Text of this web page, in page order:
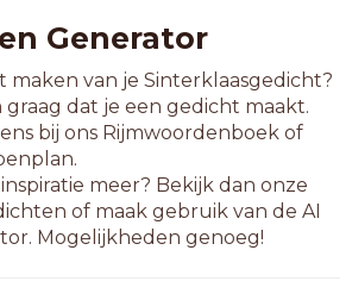
Generator
maken van je Sinterklaasgedicht?
dat je een gedicht maakt.
bij ons Rijmwoordenboek of
meer? Bekijk dan onze
of maak gebruik van de AI
Mogelijkheden genoeg!